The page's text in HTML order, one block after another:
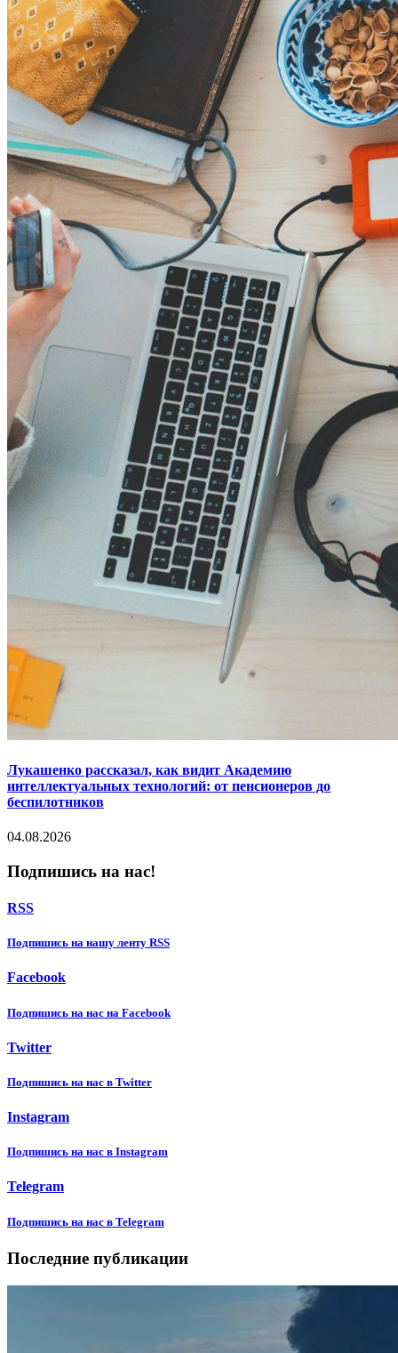
Лукашенко рассказал, как видит Академию
интеллектуальных технологий: от пенсионеров до
беспилотников
04.08.2026
Подпишись на нас!
RSS
Подпишиcь на нашу ленту RSS
Facebook
Подпишиcь на нас на Facebook
Twitter
Подпишиcь на нас в Twitter
Instagram
Подпишиcь на нас в Instagram
Telegram
Подпишиcь на нас в Telegram
Последние публикации